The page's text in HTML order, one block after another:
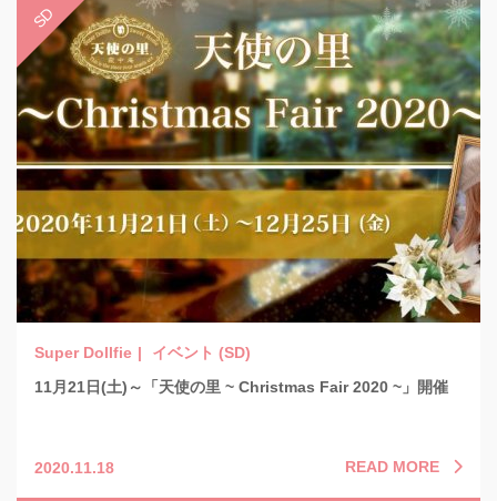
イベント (SD)
11月21日(土)～「天使の里 ~ Christmas Fair 2020 ~」開催
2020.11.18 READ MORE